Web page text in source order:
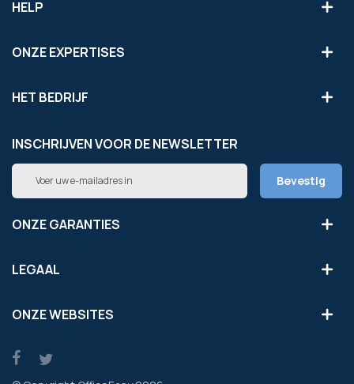
HELP
ONZE EXPERTISES
HET BEDRIJF
INSCHRIJVEN VOOR DE NEWSLETTER
Abonneer
op
onze
nieuwsbrief
Bevestig
ONZE GARANTIES
LEGAAL
ONZE WEBSITES